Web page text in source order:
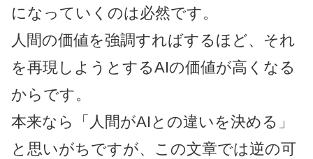
になっていくのは必然です。
人間の価値を強調すればするほど、それ
を再現しようとするAIの価値が高くなる
からです。
本来なら「人間がAIとの違いを決める」
と思いがちですが、この文章では逆の可